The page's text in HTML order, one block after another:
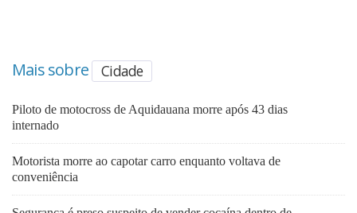
Mais sobre Cidade
Piloto de motocross de Aquidauana morre após 43 dias
internado
Motorista morre ao capotar carro enquanto voltava de
conveniência